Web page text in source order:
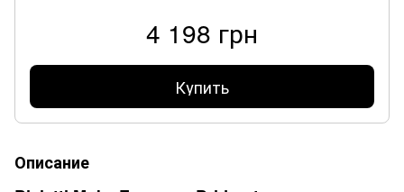
4 198 грн
Купить
Описание